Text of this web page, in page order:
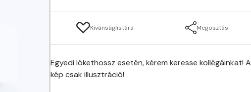
Kívánságlistára Megosztás
Egyedi lökethossz esetén, kérem keresse kollégáinkat! A
kép csak illusztráció!